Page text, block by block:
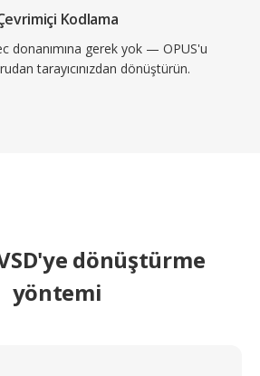
Kodlama
donanımına gerek yok — OPUS'u
tarayıcınızdan dönüştürün.
dönüştürme
yöntemi